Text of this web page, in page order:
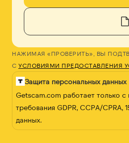
НАЖИМАЯ «ПРОВЕРИТЬ», ВЫ
С УСЛОВИЯМИ ПРЕДОСТАВЛЕНИЯ
Защита персональных данных
Getscam.com работает только
требования GDPR, CCPA/
данных.